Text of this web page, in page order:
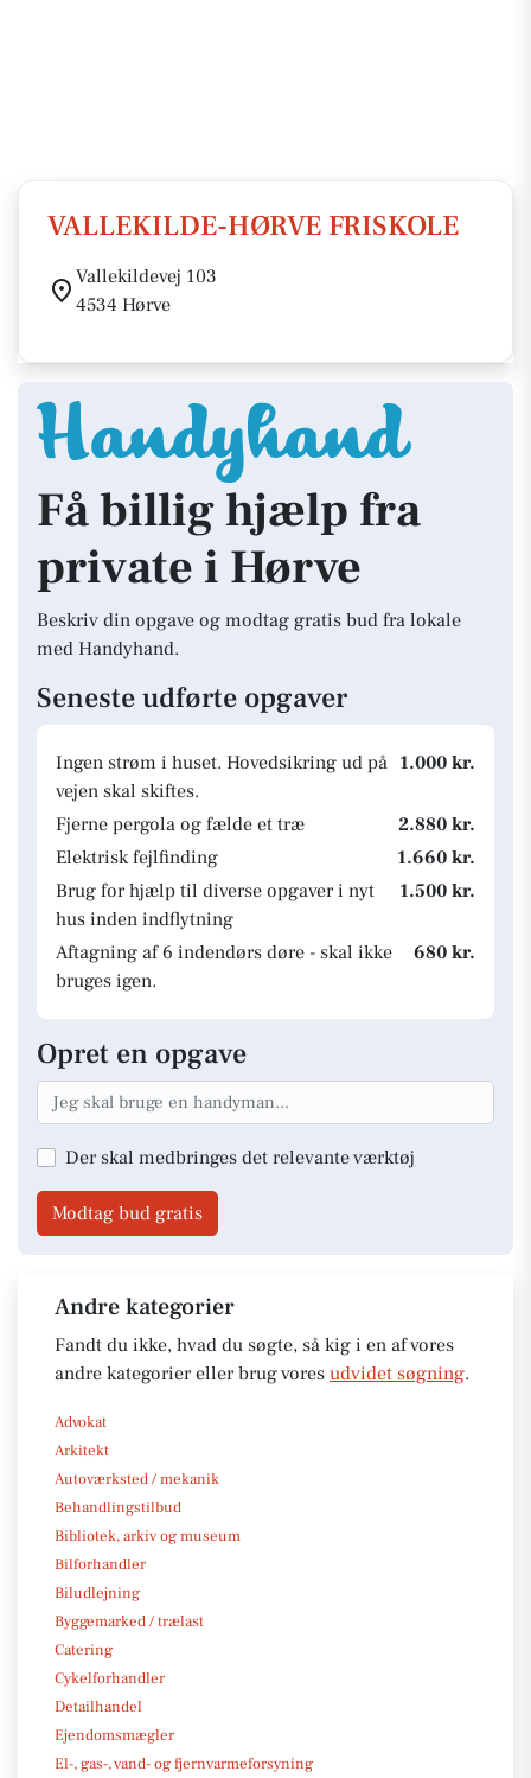
VALLEKILDE-HØRVE FRISKOLE
Vallekildevej 103
4534 Hørve
Få billig hjælp fra
private i Hørve
Beskriv din opgave og modtag gratis bud fra lokale
med Handyhand.
Seneste udførte opgaver
Ingen strøm i huset. Hovedsikring ud på
vejen skal skiftes.
1.000 kr.
Fjerne pergola og fælde et træ
2.880 kr.
Elektrisk fejlfinding
1.660 kr.
Brug for hjælp til diverse opgaver i nyt
hus inden indflytning
1.500 kr.
Aftagning af 6 indendørs døre - skal ikke
bruges igen.
680 kr.
Opret en opgave
Der skal medbringes det relevante værktøj
Modtag bud gratis
Andre kategorier
Fandt du ikke, hvad du søgte, så kig i en af vores
andre kategorier eller brug vores udvidet søgning.
Advokat
Arkitekt
Autoværksted / mekanik
Behandlingstilbud
Bibliotek, arkiv og museum
Bilforhandler
Biludlejning
Byggemarked / trælast
Catering
Cykelforhandler
Detailhandel
Ejendomsmægler
El-, gas-, vand- og fjernvarmeforsyning